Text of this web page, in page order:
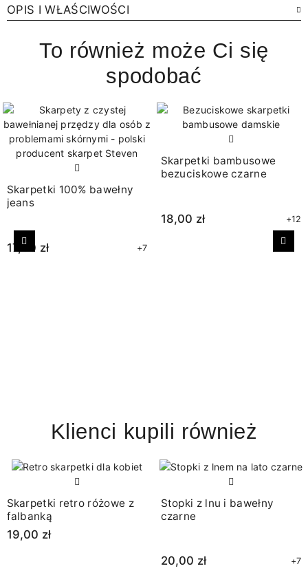
OPIS I WŁAŚCIWOŚCI
To również może Ci się
spodobać
Skarpetki 100% bawełny
jeans
17,00 zł +7
Skarpetki bambusowe
bezuciskowe czarne
18,00 zł +12
Poprzedni
Klienci kupili również
Skarpetki retro różowe z
falbanką
19,00 zł
Stopki z lnu i bawełny
czarne
20,00 zł +7